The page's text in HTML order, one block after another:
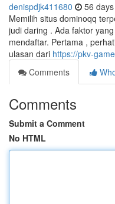
denispdjk411680 56
Memilih situs dominoqq
judi daring . Ada faktor
mendaftar. Pertama ,
ulasan dari https://pkv-
Comments
Comments
Submit a Comment
No HTML